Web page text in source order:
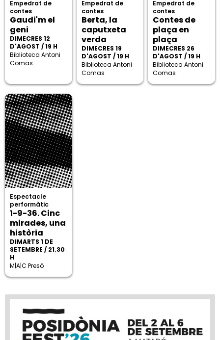
Empedrat de
contes
Gaudi'm el
geni
DIMECRES 12
D'AGOST / 19 H
Biblioteca Antoni
Comas
Empedrat de
contes
Berta, la
caputxeta
verda
DIMECRES 19
D'AGOST / 19 H
Biblioteca Antoni
Comas
Empedrat de
contes
Contes de
plaça en
plaça
DIMECRES 26
D'AGOST / 19 H
Biblioteca Antoni
Comas
Espectacle
performàtic
1-9-36. Cinc
mirades, una
història
DIMARTS 1 DE
SETEMBRE / 21.30
H
M|A|C Presó